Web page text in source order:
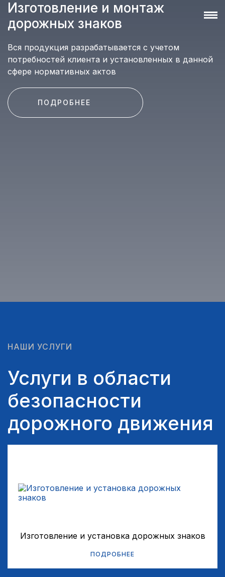
Изготовление и монтаж
дорожных знаков
Вся продукция разрабатывается с учетом
потребностей клиента и установленных в данной
сфере нормативных актов
ПОДРОБНЕЕ
НАШИ УСЛУГИ
Услуги в области
безопасности
дорожного движения
Изготовление и установка дорожных знаков
ПОДРОБНЕЕ